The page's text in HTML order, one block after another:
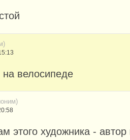
велосипеде
этого художника -